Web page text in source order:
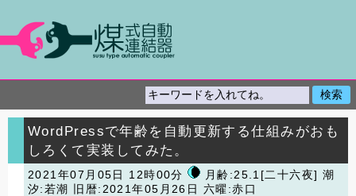
WordPressで年齢を自動更新する仕組みがおも
しろくて実装してみた。
2021年07月05日 12時00分
月齢:25.1[二十六夜] 潮
汐:若潮
旧暦:2021年05月26日 六曜:赤口